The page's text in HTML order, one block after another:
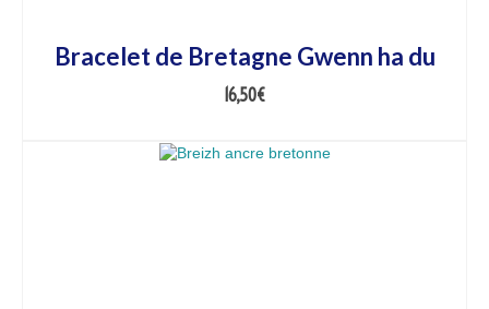
Bracelet de Bretagne Gwenn ha du
16,50€